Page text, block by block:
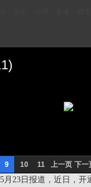
9 10 11 上一页 下一
月23日报道，近日，开